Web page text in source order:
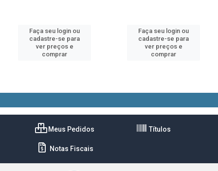
Faça seu login ou
cadastre-se para
ver preços e
comprar
Faça seu login ou
cadastre-se para
ver preços e
comprar
Meus Pedidos Títulos
Notas Fiscais